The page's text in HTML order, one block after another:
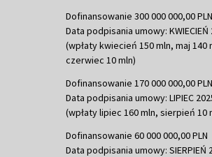
Dofinansowanie 300 000 000,00 PLN
Data podpisania umowy: KWIECIEŃ
(wpłaty kwiecień 150 mln, maj 140
czerwiec 10 mln)
Dofinansowanie 170 000 000,00 PLN
Data podpisania umowy: LIPIEC
(wpłaty lipiec 160 mln, sierpień 10
Dofinansowanie 60 000 000,00 PLN
Data podpisania umowy: SIERPIEŃ